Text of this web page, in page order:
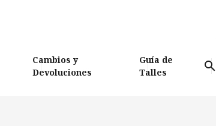
Cambios y
Devoluciones
Guía de
Talles
search